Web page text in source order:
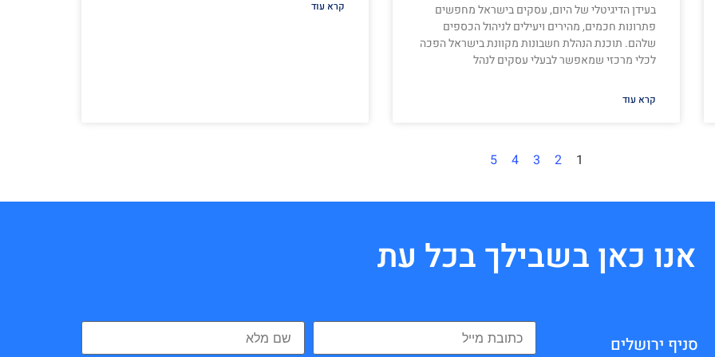
בעידן הדיגיטלי של היום, עסקים בישראל מחפשים
פתרונות חכמים, מהירים ויעילים לניהול הכספים
שלהם. תוכנת הנהלת חשבונות מקוונת בישראל הפכה
לכלי מרכזי שמאפשר לבעלי עסקים לנהל
קרא עוד
קרא עוד
1
2
3
4
5
אנו כאן בשבילך בכל עת
סניף ירושלים